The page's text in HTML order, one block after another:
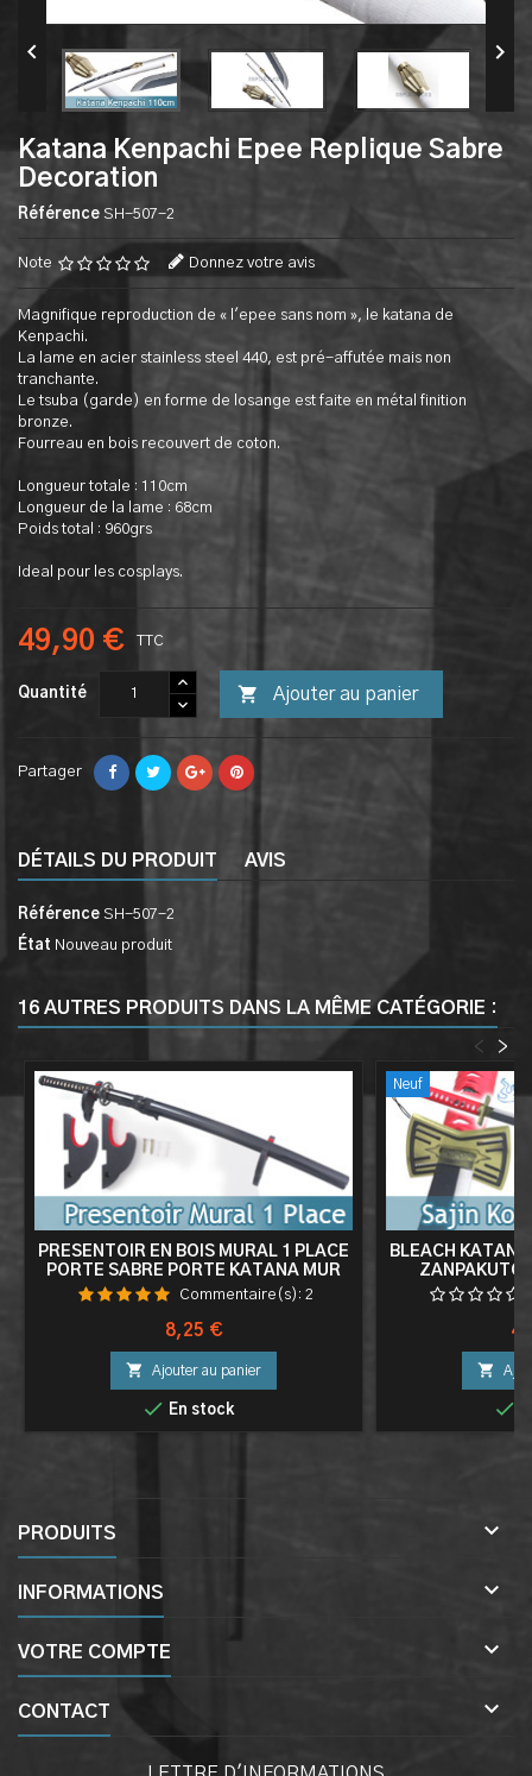
 
Katana Kenpachi Epee Replique Sabre
Decoration
Référence SH-507-2
Note Donnez votre avis
Magnifique reproduction de « l'epee sans nom », le katana de
Kenpachi.
La lame en acier stainless steel 440, est pré-affutée mais non
tranchante.
Le tsuba (garde) en forme de losange est faite en métal finition
bronze.
Fourreau en bois recouvert de coton.
Longueur totale : 110cm
Longueur de la lame : 68cm
Poids total : 960grs
Ideal pour les cosplays.
49,90 € TTC
Quantité  Ajouter au panier
Partager
DÉTAILS DU PRODUIT AVIS
Référence SH-507-2
État Nouveau produit
16 AUTRES PRODUITS DANS LA MÊME CATÉGORIE :
>
<
PRESENTOIR EN BOIS MURAL 1 PLACE
PORTE SABRE PORTE KATANA MUR
Commentaire(s): 2
Prix
8,25 €
 Ajouter au panier
 En stock
Neuf
BLEACH
ZANPAKUTO


PRODUITS 
INFORMATIONS 
VOTRE COMPTE 
CONTACT 